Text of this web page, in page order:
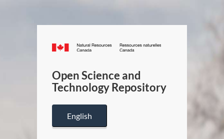
Canada.ca
/
Canada
Open Science and
Technology Repository
English